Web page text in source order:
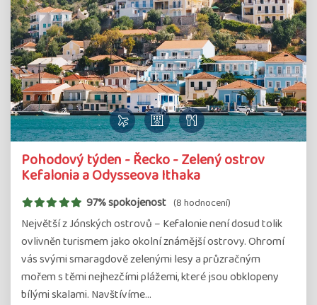
Pohodový týden - Řecko - Zelený ostrov
Kefalonia a Odysseova Ithaka
97% spokojenost (8 hodnocení)
Největší z Jónských ostrovů – Kefalonie není dosud tolik
ovlivněn turismem jako okolní známější ostrovy. Ohromí
vás svými smaragdově zelenými lesy a průzračným
mořem s těmi nejhezčími plážemi, které jsou obklopeny
bílými skalami. Navštívíme…